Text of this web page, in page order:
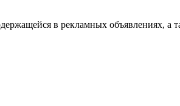
в рекламных объявлениях, а